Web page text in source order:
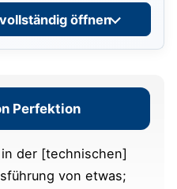
der Gesellschaft
öffnen
Perfektion
der [technischen]
von etwas;